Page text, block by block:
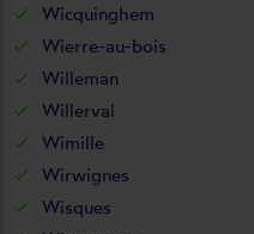
Wicquinghem
Wierre-au-bois
Willeman
Willerval
Wimille
Wirwignes
Wisques